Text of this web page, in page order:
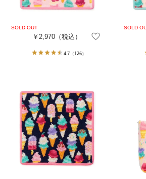
￥2,970 （税込）
4.7 （126）